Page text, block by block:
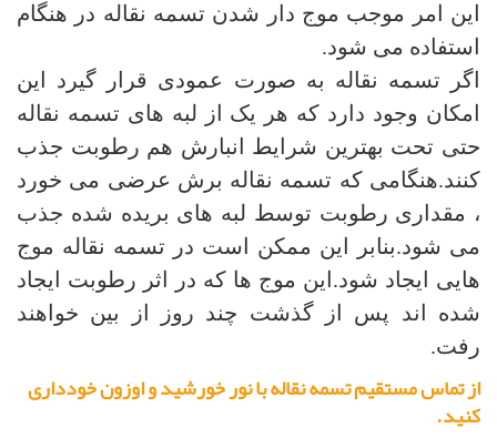
این امر موجب موج دار شدن تسمه نقاله در هنگام
استفاده می شود.
اگر تسمه نقاله به صورت عمودی قرار گیرد این
امکان وجود دارد که هر یک از لبه های تسمه نقاله
حتی تحت بهترین شرایط انبارش هم رطوبت جذب
کنند.هنگامی که تسمه نقاله برش عرضی می خورد
، مقداری رطوبت توسط لبه های بریده شده جذب
می شود.بنابر این ممکن است در تسمه نقاله موج
هایی ایجاد شود.این موج ها که در اثر رطوبت ایجاد
شده اند پس از گذشت چند روز از بین خواهند
رفت.
از تماس مستقیم تسمه نقاله با نور خورشید و اوزون خودداری
کنید.